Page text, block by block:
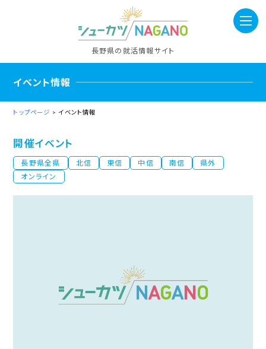
長野県の就活情報サイト
イベント情報
トップページ > イベント情報
開催イベント
長野県全県 北信 東信 中信 南信
県外
オンライン